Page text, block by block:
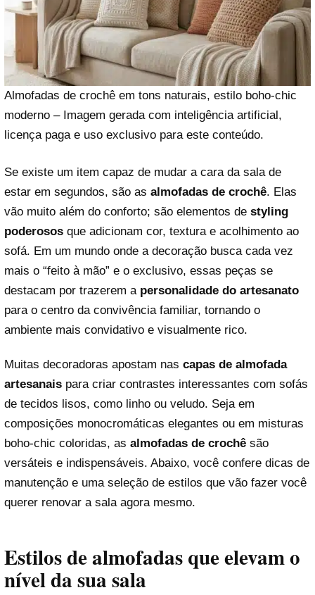
Almofadas de crochê em tons naturais, estilo boho-chic
moderno – Imagem gerada com inteligência artificial,
licença paga e uso exclusivo para este conteúdo.
Se existe um item capaz de mudar a cara da sala de
estar em segundos, são as almofadas de crochê. Elas
vão muito além do conforto; são elementos de styling
poderosos que adicionam cor, textura e acolhimento ao
sofá. Em um mundo onde a decoração busca cada vez
mais o “feito à mão” e o exclusivo, essas peças se
destacam por trazerem a personalidade do artesanato
para o centro da convivência familiar, tornando o
ambiente mais convidativo e visualmente rico.
Muitas decoradoras apostam nas capas de almofada
artesanais para criar contrastes interessantes com sofás
de tecidos lisos, como linho ou veludo. Seja em
composições monocromáticas elegantes ou em misturas
boho-chic coloridas, as almofadas de crochê são
versáteis e indispensáveis. Abaixo, você confere dicas de
manutenção e uma seleção de estilos que vão fazer você
querer renovar a sala agora mesmo.
Estilos de almofadas que elevam o
nível da sua sala